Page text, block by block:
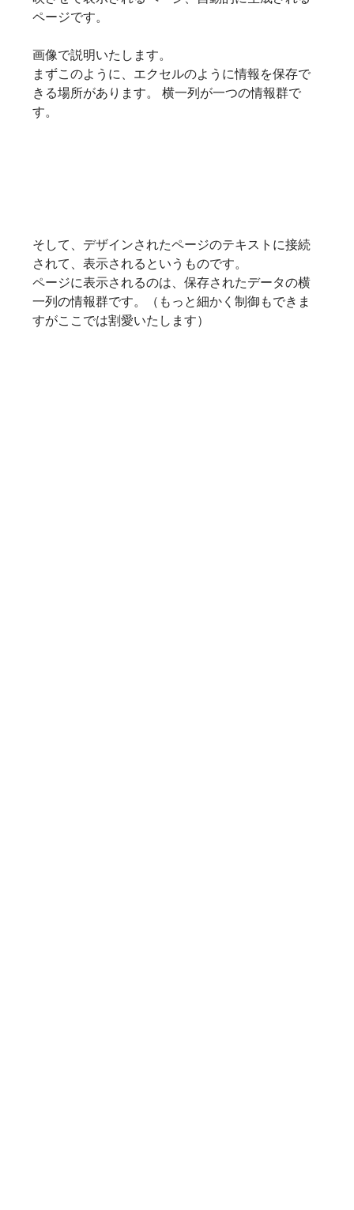
ページです。
画像で説明いたします。
まずこのように、エクセルのように情報を保存で
きる場所があります。 横一列が一つの情報群で
す。
そして、デザインされたページのテキストに接続
されて、表示されるというものです。
ページに表示されるのは、保存されたデータの横
一列の情報群です。（もっと細かく制御もできま
すがここでは割愛いたします）